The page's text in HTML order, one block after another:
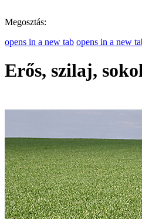
Megosztás:
opens in a new tab opens in a new
Erős, szilaj,